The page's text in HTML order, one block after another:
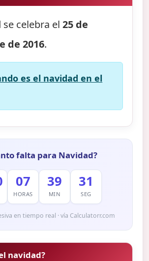
se celebra el25 de
de 2016.
es el navidad en el
falta para Navidad?
07
HORAS
39
MIN
30
SEG
en tiempo real · vía Calculatorr.com
navidad?